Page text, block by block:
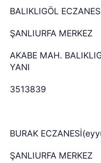
BALIKLIGÖL
ŞANLIURFA MERKEZ
AKABE MAH.
YANI
3513839
BURAK
ŞANLIURFA MERKEZ